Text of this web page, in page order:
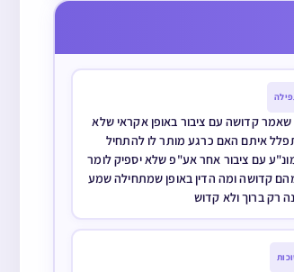
אחר חצות)
שאמר קדושה עם ציבור באופן אקראי שלא
איתם האם כרגע מותר לו להתחיל
עם ציבור אחר אע"פ שלא יספיק לומר
קדושה ומה הדין באופן שמתחילה שמע
רק ברוך ולא קדוש